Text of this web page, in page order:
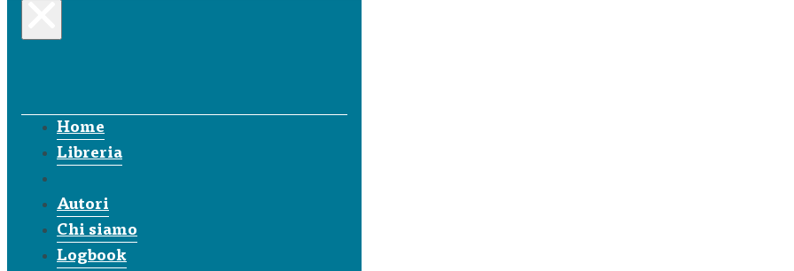
Home
Libreria
Autori
Chi siamo
Logbook